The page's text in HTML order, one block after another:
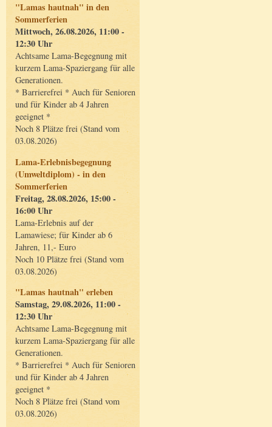
"Lamas hautnah" in den
Sommerferien
Mittwoch, 26.08.2026, 11:00 -
12:30 Uhr
Achtsame Lama-Begegnung mit
kurzem Lama-Spaziergang für alle
Generationen.
* Barrierefrei * Auch für Senioren
und für Kinder ab 4 Jahren
geeignet *
Noch 8 Plätze frei (Stand vom
03.08.2026)
Lama-Erlebnisbegegnung
(Umweltdiplom) - in den
Sommerferien
Freitag, 28.08.2026, 15:00 -
16:00 Uhr
Lama-Erlebnis auf der
Lamawiese; für Kinder ab 6
Jahren, 11,- Euro
Noch 10 Plätze frei (Stand vom
03.08.2026)
"Lamas hautnah" erleben
Samstag, 29.08.2026, 11:00 -
12:30 Uhr
Achtsame Lama-Begegnung mit
kurzem Lama-Spaziergang für alle
Generationen.
* Barrierefrei * Auch für Senioren
und für Kinder ab 4 Jahren
geeignet *
Noch 8 Plätze frei (Stand vom
03.08.2026)